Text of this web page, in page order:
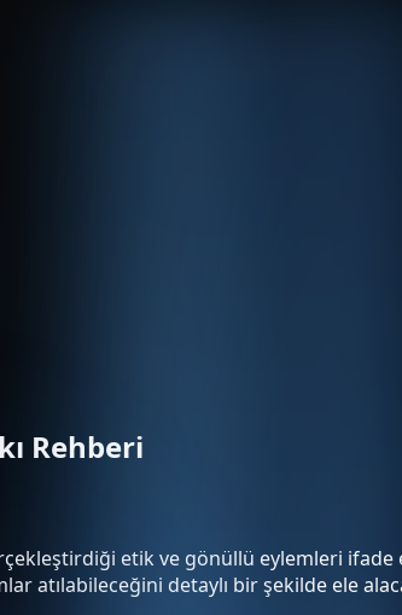
Rehberi
etik ve gönüllü eylemleri ifade
atılabileceğini detaylı bir şekilde ele